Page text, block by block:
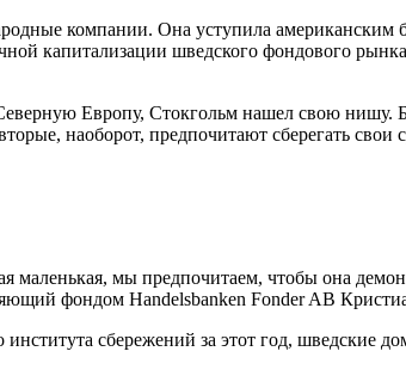
компании. Она уступила
капитализации шведского фондового
Европу, Стокгольм нашел свою нишу.
наоборот, предпочитают сберегать свои
маленькая, мы предпочитаем, чтобы она
фондом Handelsbanken Fonder AB
сбережений за этот год, шведские